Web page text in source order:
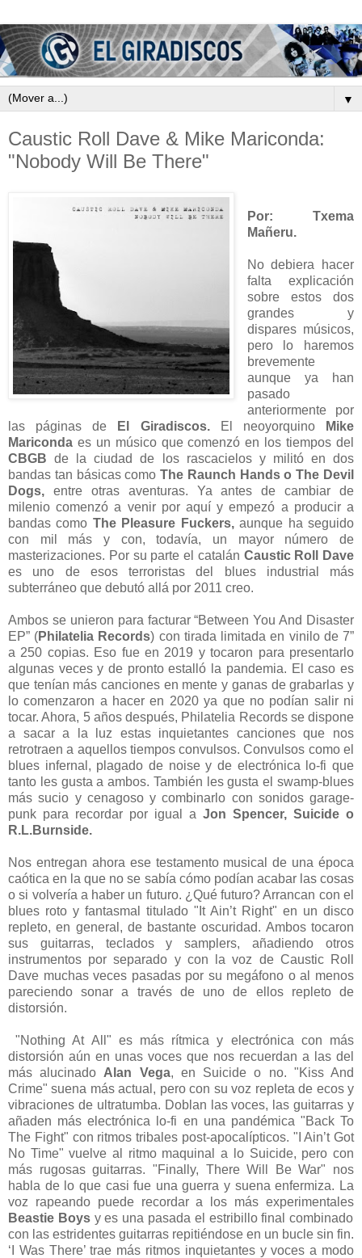
▼
Caustic Roll Dave & Mike Mariconda:
"Nobody Will Be There"
Por: Txema
Mañeru.
No debiera hacer
falta explicación
sobre estos dos
grandes y
dispares músicos,
pero lo haremos
brevemente
aunque ya han
pasado
anteriormente por
las páginas de
El Giradiscos.El neoyorquino
Mike
Mariconda es un músico que comenzó en los tiempos del
CBGB de la ciudad de los rascacielos y militó en dos
bandas tan básicas comoThe Raunch Hands o The Devil
Dogs, entre otras aventuras. Ya antes de cambiar de
milenio comenzó a venir por aquí y empezó a producir a
bandas como The Pleasure Fuckers,aunque ha seguido
con mil más y con, todavía, un mayor número de
masterizaciones. Por su parte el catalán Caustic Roll Dave
es uno de esos terroristas del blues industrial más
subterráneo que debutó allá por 2011 creo.
Ambos se unieron para facturar “Between You And Disaster
EP” (Philatelia Records) con tirada limitada en vinilo de 7”
a 250 copias. Eso fue en 2019 y tocaron para presentarlo
algunas veces y de pronto estalló la pandemia. El caso es
que tenían más canciones en mente y ganas de grabarlas y
lo comenzaron a hacer en 2020 ya que no podían salir ni
tocar. Ahora, 5 años después, Philatelia Records se dispone
a sacar a la luz estas inquietantes canciones que nos
retrotraen a aquellos tiempos convulsos. Convulsos como el
blues infernal, plagado de noise y de electrónica lo-fi que
tanto les gusta a ambos. También les gusta el swamp-blues
más sucio y cenagoso y combinarlo con sonidos garage-
punk para recordar por igual a Jon Spencer, Suicide o
R.L.Burnside.
Nos entregan ahora ese testamento musical de una época
caótica en la que no se sabía cómo podían acabar las cosas
o si volvería a haber un futuro. ¿Qué futuro? Arrancan con el
blues roto y fantasmal titulado "It Ain’t Right" en un disco
repleto, en general, de bastante oscuridad. Ambos tocaron
sus guitarras, teclados y samplers, añadiendo otros
instrumentos por separado y con la voz de Caustic Roll
Dave muchas veces pasadas por su megáfono o al menos
pareciendo sonar a través de uno de ellos repleto de
distorsión.
"Nothing At All" es más rítmica y electrónica con más
distorsión aún en unas voces que nos recuerdan a las del
más alucinado Alan Vega, en Suicide o no. "Kiss And
Crime" suena más actual, pero con su voz repleta de ecos y
vibraciones de ultratumba. Doblan las voces, las guitarras y
añaden más electrónica lo-fi en una pandémica "Back To
The Fight" con ritmos tribales post-apocalípticos. "I Ain’t Got
No Time" vuelve al ritmo maquinal a lo Suicide, pero con
más rugosas guitarras. "Finally, There Will Be War" nos
habla de lo que casi fue una guerra y suena enfermiza. La
voz rapeando puede recordar a los más experimentales
Beastie Boys y es una pasada el estribillo final combinado
con las estridentes guitarras repitiéndose en un bucle sin fin.
‘I Was There’ trae más ritmos inquietantes y voces a modo